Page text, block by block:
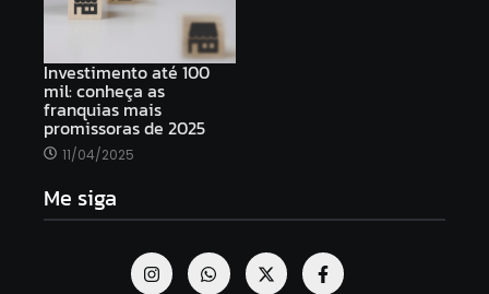
Investimento até 100
mil: conheça as
franquias mais
promissoras de 2025
11/04/2025
Me siga